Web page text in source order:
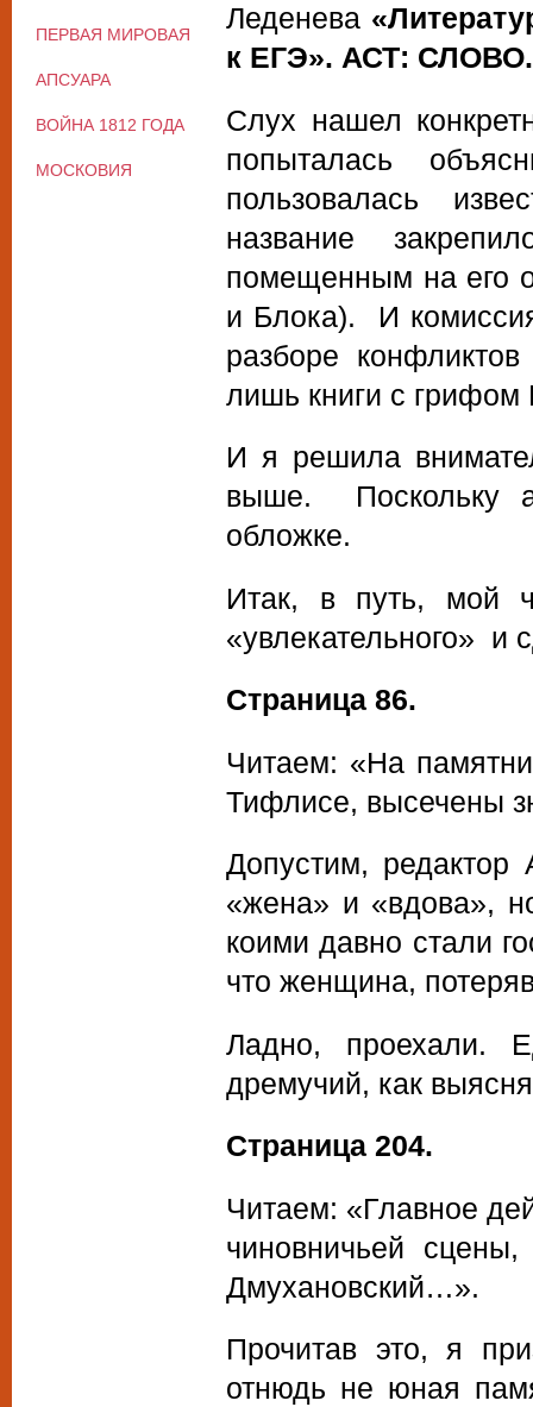
Леденева
к ЕГЭ». АСТ: СЛОВО.
Слух нашел
попыталась
пользовалась
название
помещенным на его
и Блока). И
разборе
лишь книги с
И я решила
выше. Поскольку
обложке.
Итак, в путь, мой
«увлекательного» и
Страница 86.
Читаем: «На
Тифлисе, высечены
Допустим,
«жена» и «вдова»,
коими давно стали
что женщина,
Ладно,
дремучий, как
Страница 204.
Читаем: «Главное
чиновничьей
Дмухановский…».
Прочитав это, я
отнюдь не юная
ПЕРВАЯ МИРОВАЯ
АПСУАРА
ВОЙНА 1812 ГОДА
МОСКОВИЯ